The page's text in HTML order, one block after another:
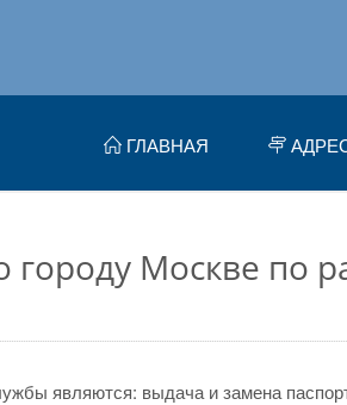
ГЛАВНАЯ
Москве по
являются: выдача и замена